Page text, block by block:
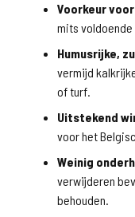
Voorkeur
mits
Humusrijke,
vermijd
of turf.
Uitstekend
voor het
Weinig
verwijderen
behouden.